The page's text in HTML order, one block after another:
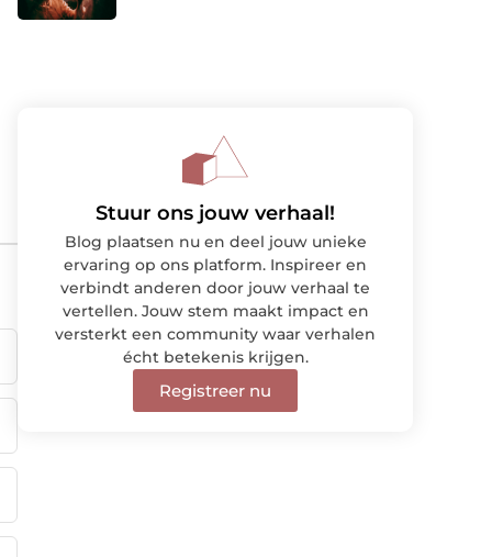
Stuur ons jouw verhaal!
Blog plaatsen nu en deel jouw unieke
ervaring op ons platform. Inspireer en
verbindt anderen door jouw verhaal te
vertellen. Jouw stem maakt impact en
versterkt een community waar verhalen
écht betekenis krijgen.
Registreer nu